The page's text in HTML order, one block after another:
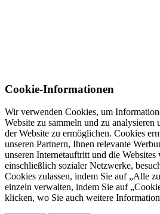
Cookie-Informationen
Wir verwenden Cookies, um
Website zu sammeln und zu analysieren
der Website zu ermöglichen. Cookies
unseren Partnern, Ihnen relevante
unseren Internetauftritt und die
einschließlich sozialer Netzwerke,
Cookies zulassen, indem Sie auf „Alle
einzeln verwalten, indem Sie auf
klicken, wo Sie auch weitere